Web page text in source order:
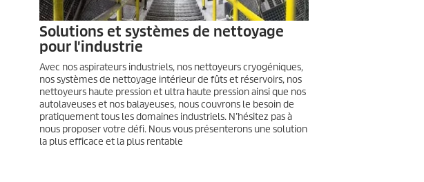
Solutions et systèmes de nettoyage
pour l'industrie
Avec nos aspirateurs industriels, nos nettoyeurs cryogéniques,
nos systèmes de nettoyage intérieur de fûts et réservoirs, nos
nettoyeurs haute pression et ultra haute pression ainsi que nos
autolaveuses et nos balayeuses, nous couvrons le besoin de
pratiquement tous les domaines industriels. N’hésitez pas à
nous proposer votre défi. Nous vous présenterons une solution
la plus efficace et la plus rentable